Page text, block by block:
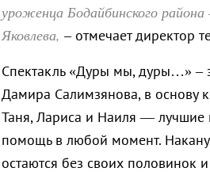
уроженца Бодайбинского
Яковлева, – отмечает директор
Спектакль «Дуры мы, дуры…» –
Дамира Салимзянова, в основу
Таня, Лариса и Наиля — лучшие
помощь в любой момент.
остаются без своих половинок